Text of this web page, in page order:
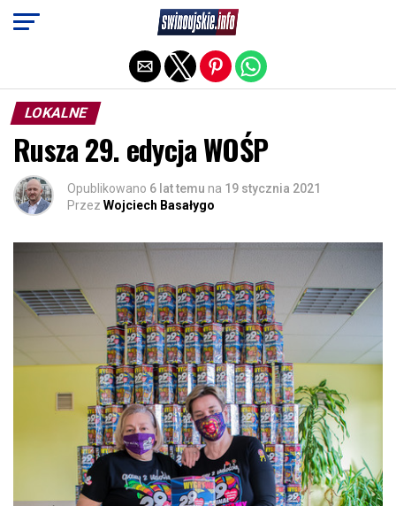
LOKALNE
Rusza 29. edycja WOŚP
Opublikowano 6 lat temu na 19 stycznia 2021
Przez Wojciech Basałygo
Exit mobile version